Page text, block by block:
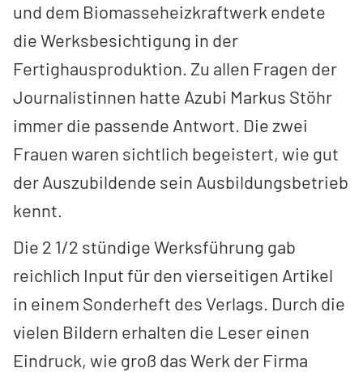
und dem Biomasseheizkraftwerk endete
die Werksbesichtigung in der
Fertighausproduktion. Zu allen Fragen der
Journalistinnen hatte Azubi Markus Stöhr
immer die passende Antwort. Die zwei
Frauen waren sichtlich begeistert, wie gut
der Auszubildende sein Ausbildungsbetrieb
kennt.
Die 2 1/2 stündige Werksführung gab
reichlich Input für den vierseitigen Artikel
in einem Sonderheft des Verlags. Durch die
vielen Bildern erhalten die Leser einen
Eindruck, wie groß das Werk der Firma